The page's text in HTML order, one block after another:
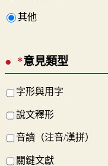
其他
*意見類型
字形與用字
說文釋形
音讀（注音/漢拼）
關鍵文獻